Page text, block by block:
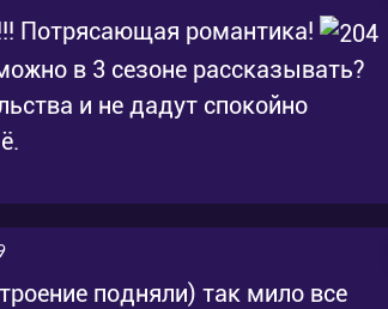
Потрясающая романтика!
в 3 сезоне рассказывать?
и не дадут спокойно
подняли) так мило все